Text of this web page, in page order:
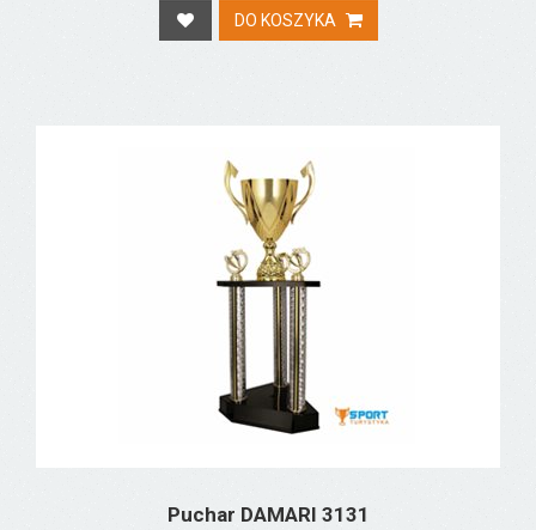
DO KOSZYKA
Puchar DAMARI 3131